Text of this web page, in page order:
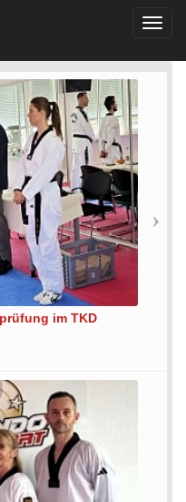
im TKD